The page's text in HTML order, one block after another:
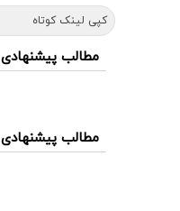
کپی لینک کوتاه
مطالب پیشنهادی
مطالب پیشنهادی